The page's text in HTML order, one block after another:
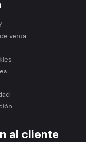
venta
al cliente